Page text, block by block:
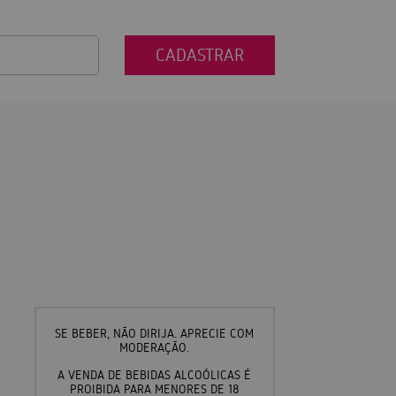
CADASTRAR
SE BEBER, NÃO DIRIJA. APRECIE COM
MODERAÇÃO.
A VENDA DE BEBIDAS ALCOÓLICAS É
PROIBIDA PARA MENORES DE 18